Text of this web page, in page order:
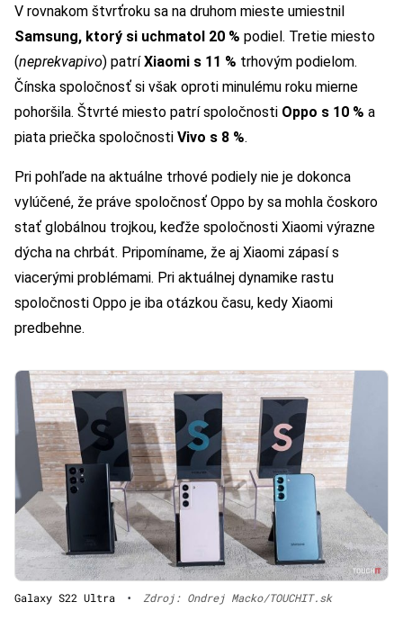
V rovnakom štvrťroku sa na druhom mieste umiestnil
Samsung, ktorý si uchmatol 20 % podiel. Tretie miesto
(neprekvapivo) patríXiaomi s 11 % trhovým podielom.
Čínska spoločnosť si však oproti minulému roku mierne
pohoršila. Štvrté miesto patrí spoločnosti Oppo s 10 % a
piata priečka spoločnosti Vivo s 8 %.
Pri pohľade na aktuálne trhové podiely nie je dokonca
vylúčené, že práve spoločnosť Oppo by sa mohla čoskoro
stať globálnou trojkou, keďže spoločnosti Xiaomi výrazne
dýcha na chrbát. Pripomíname, že aj Xiaomi zápasí s
viacerými problémami. Pri aktuálnej dynamike rastu
spoločnosti Oppo je iba otázkou času, kedy Xiaomi
predbehne.
Galaxy S22 Ultra • Zdroj: Ondrej Macko/TOUCHIT.sk